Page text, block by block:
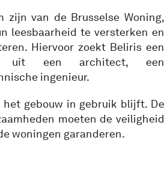
zijn van de Brusselse Woning,
leesbaarheid te versterken en
Hiervoor zoekt Beliris een
uit een architect, een
ingenieur.
gebouw in gebruik blijft. De
moeten de veiligheid
woningen garanderen.